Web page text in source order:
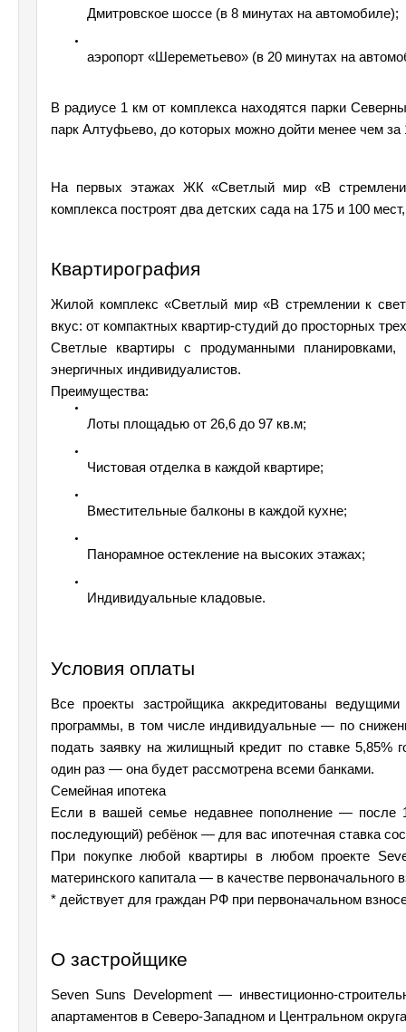
Дмитровское шоссе (в 8 минутах на автомобиле);
аэропорт «Шереметьево» (в 20 минутах на
В радиусе 1 км от комплекса находятся парки
парк Алтуфьево, до которых можно дойти менее чем за
На первых этажах ЖК «Светлый мир «В
комплекса построят два детских сада на 175 и 100
Квартирография
Жилой комплекс «Светлый мир «В стремлении к
вкус: от компактных квартир-студий до просторных
Светлые квартиры с продуманными
энергичных индивидуалистов.
Преимущества:
Лоты площадью от 26,6 до 97 кв.м;
Чистовая отделка в каждой квартире;
Вместительные балконы в каждой кухне;
Панорамное остекление на высоких этажах;
Индивидуальные кладовые.
Условия оплаты
Все проекты застройщика аккредитованы
программы, в том числе индивидуальные — по
подать заявку на жилищный кредит по ставке 5,85%
один раз — она будет рассмотрена всеми банками.
Семейная ипотека
Если в вашей семье недавнее пополнение — после
последующий) ребёнок — для вас ипотечная ставка
При покупке любой квартиры в любом проекте
материнского капитала — в качестве первоначального
* действует для граждан РФ при первоначальном
О застройщике
Seven Suns Development —
апартаментов в Северо‐Западном и Центральном